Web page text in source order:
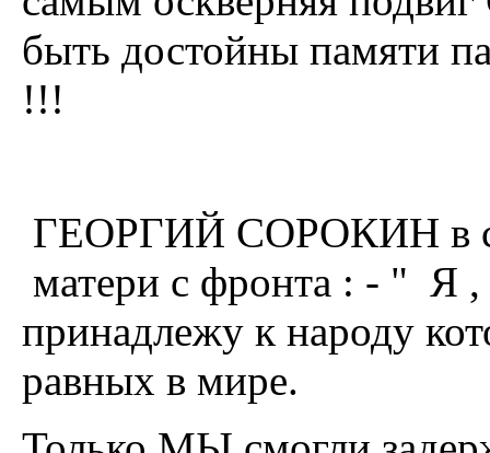
быть достойны памяти
!!!
ГЕОРГИЙ СОРОКИН в
матери с фронта : - " Я ,
принадлежу к народу
равных в мире.